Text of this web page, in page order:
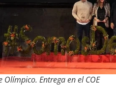
Olímpico. Entrega en el COE